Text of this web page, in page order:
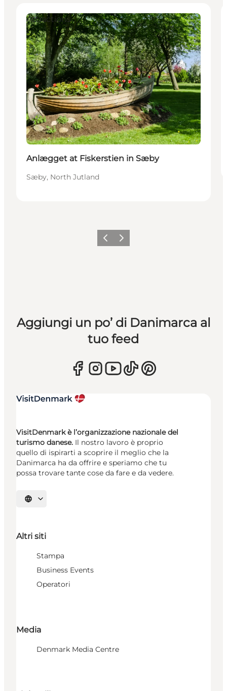
Attractions
Anlægget at Fiskerstien in Sæby
Sæby, North Jutland
Precedente
Avanti
Aggiungi un po’ di Danimarca al
tuo feed
VisitDenmark è l’organizzazione nazionale del
turismo danese. Il nostro lavoro è proprio
quello di ispirarti a scoprire il meglio che la
Danimarca ha da offrire e speriamo che tu
possa trovare tante cose da fare e da vedere.
Seleziona la lingua
Altri siti
Stampa
Business Events
Operatori
Media
Denmark Media Centre